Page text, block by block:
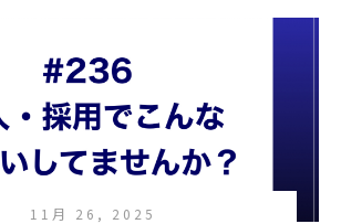
11月 26, 2025